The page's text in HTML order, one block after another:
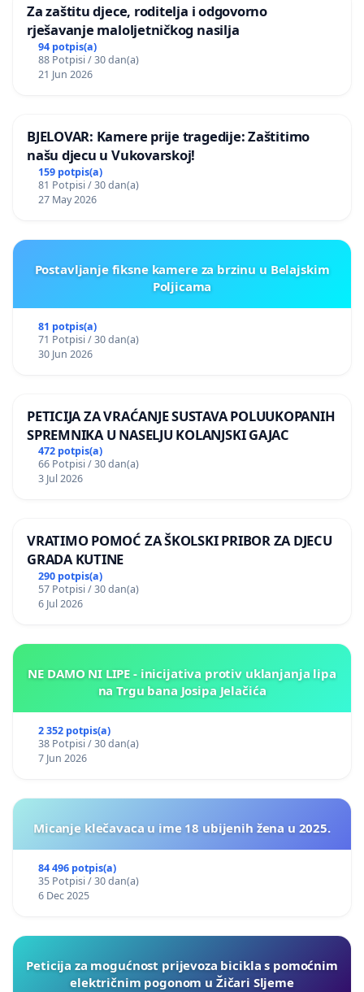
Za zaštitu djece, roditelja i odgovorno
rješavanje maloljetničkog nasilja
94 potpis(a)
88 Potpisi / 30 dan(a)
21 Jun 2026
BJELOVAR: Kamere prije tragedije: Zaštitimo
našu djecu u Vukovarskoj!
159 potpis(a)
81 Potpisi / 30 dan(a)
27 May 2026
Postavljanje fiksne kamere za brzinu u Belajskim
Poljicama
81 potpis(a)
71 Potpisi / 30 dan(a)
30 Jun 2026
PETICIJA ZA VRAĆANJE SUSTAVA POLUUKOPANIH
SPREMNIKA U NASELJU KOLANJSKI GAJAC
472 potpis(a)
66 Potpisi / 30 dan(a)
3 Jul 2026
VRATIMO POMOĆ ZA ŠKOLSKI PRIBOR ZA DJECU
GRADA KUTINE
290 potpis(a)
57 Potpisi / 30 dan(a)
6 Jul 2026
NE DAMO NI LIPE - inicijativa protiv uklanjanja lipa
na Trgu bana Josipa Jelačića
2 352 potpis(a)
38 Potpisi / 30 dan(a)
7 Jun 2026
Micanje klečavaca u ime 18 ubijenih žena u 2025.
84 496 potpis(a)
35 Potpisi / 30 dan(a)
6 Dec 2025
Peticija za mogućnost prijevoza bicikla s pomoćnim
električnim pogonom u Žičari Sljeme